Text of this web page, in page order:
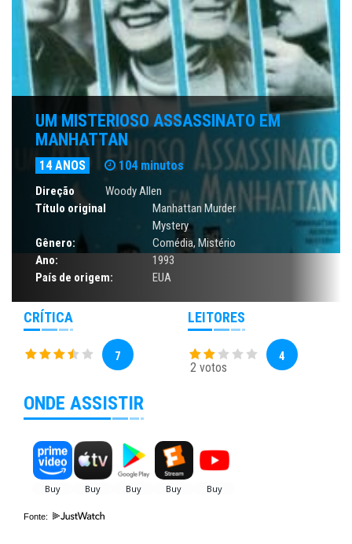
UM MISTERIOSO ASSASSINATO EM
MANHATTAN
14 ANOS 104 minutos
Direção
Woody Allen
Título original
Manhattan Murder
Mystery
Gênero:
Comédia, Mistério
Ano:
1993
País de origem:
EUA
CRÍTICA
7
LEITORES
2 votos
4
ONDE ASSISTIR
Fonte: